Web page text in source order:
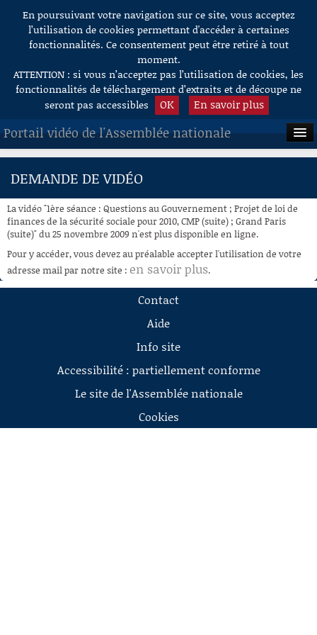
Aller au contenu
En poursuivant votre navigation sur ce site, vous acceptez
l’utilisation de cookies permettant d'accéder à certaines
fonctionnalités. Ce consentement peut être retiré à tout
moment.
ATTENTION : si vous n’acceptez pas l’utilisation de cookies, les
fonctionnalités de téléchargement d’extraits et de découpe ne
seront pas accessibles
OK En savoir plus
Portail vidéo de l'Assemblée nationale
ACCUEIL
À LA DEMANDE
RECHERCHE
AIDE À LA DÉCOUPE
DE VIDÉOS
DEMANDE DE VIDÉO
La vidéo "1ère séance : Questions au Gouvernement ; Projet de loi de
finances de la sécurité sociale pour 2010, CMP (suite) ; Grand Paris
(suite)" du 25 novembre 2009 n'est plus disponible en ligne.
Pour y accéder, vous devez au préalable accepter l'utilisation de votre
adresse mail par notre site : en savoir plus.
Contact
Aide
Info site
Accessibilité : partiellement conforme
Le site de l'Assemblée nationale
Cookies